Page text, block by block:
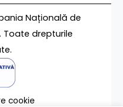
Națională de
Toate drepturile
cookie